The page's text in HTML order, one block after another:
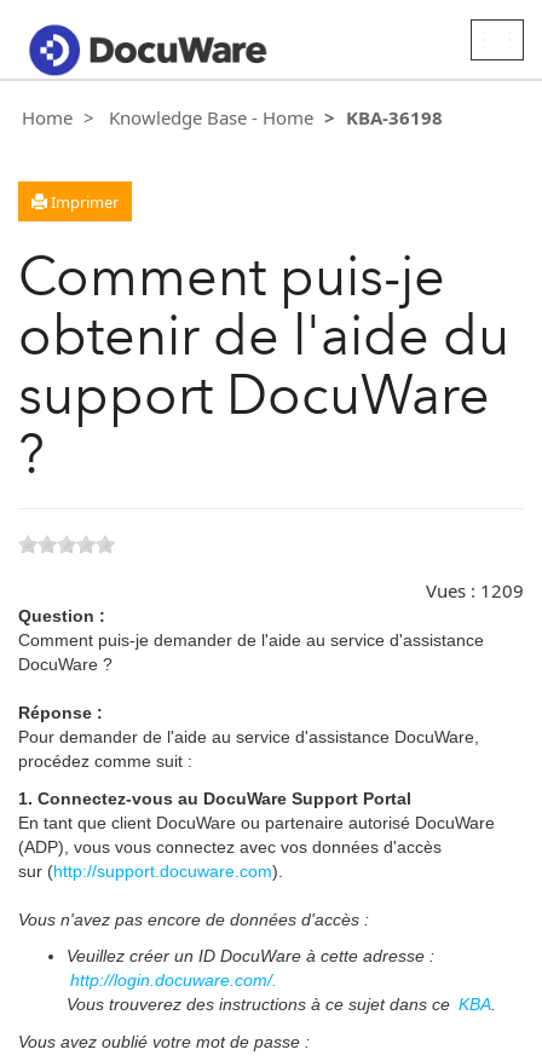
Home Knowledge Base - Home KBA-36198
Imprimer
Comment puis-je
obtenir de l'aide du
support DocuWare
?
Vues : 1209
Question :
Comment puis-je demander de l'aide au service d'assistance
DocuWare ?
Réponse :
Pour demander de l'aide au service d'assistance DocuWare,
procédez comme suit :
1. Connectez-vous au DocuWare Support Portal
En tant que client DocuWare ou partenaire autorisé DocuWare
(ADP), vous vous connectez avec vos données d'accès
sur (http://support.docuware.com).
Vous n'avez pas encore de données d'accès :
Veuillez créer un ID DocuWare à cette adresse :
http://login.docuware.com/.
Vous trouverez des instructions à ce sujet dans ce KBA
Vous avez oublié votre mot de passe :